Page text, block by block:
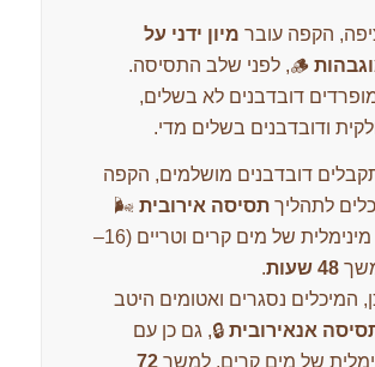
הקפה עובר מיון ידני על
🪵, לפני שלב התסיסה.
מופרדים דובדבנים לא בשלים,
ודובדבנים בשלים מדי.
דובדבנים מושלמים, הקפה
לתהליך תסיסה אירובית🌬️
עם כמות מינימלית של מים קרים וטריים (16–
48 שעות
.
המיכלים נסגרים ואטומים היטב
אנאירובית🔒, גם כן עם
של מים קרים, למשך 72